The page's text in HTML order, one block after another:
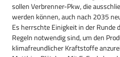
sollen Verbrenner-Pkw, die
werden können, auch nach 2035
Es herrschte Einigkeit in der Runde
Regeln notwendig sind, um den
klimafreundlicher Kraftstoffe